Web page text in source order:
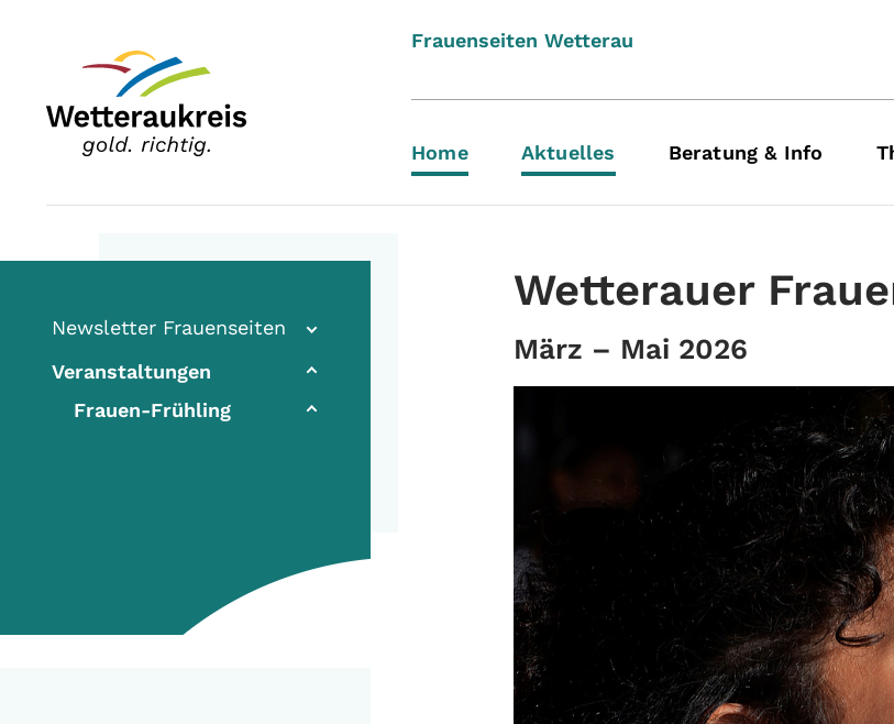
Frauenseiten Wetterau
Home Aktuelles Beratung & Info
Newsletter Frauenseiten
Veranstaltungen
Frauen-Frühling(current)
Wetterauer
März – Mai 2026